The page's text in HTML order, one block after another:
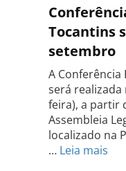
Tocantins
setembro
A Conferência
será
feira), a partir
Assembleia
localizado na
… Leia mais